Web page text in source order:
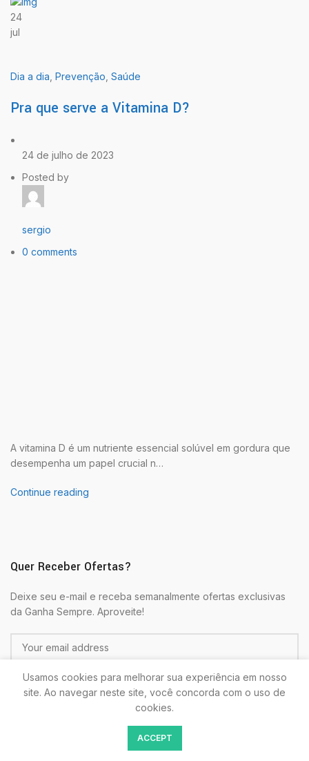
24
jul
Dia a dia Prevenção Saúde
Pra que serve a Vitamina D?
24 de julho de 2023
Posted by
sergio
0 comments
A vitamina D é um nutriente essencial solúvel em gordura que
desempenha um papel crucial n…
Continue reading
Quer Receber Ofertas?
Deixe seu e-mail e receba semanalmente ofertas exclusivas
da Ganha Sempre. Aproveite!
Colocando seu E-mail estará de acordo com as
Usamos cookies para melhorar sua experiência em nosso
site. Ao navegar neste site, você concorda com o uso de
cookies.
ACCEPT